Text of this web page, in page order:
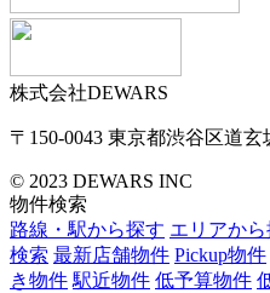
株式会社DEWARS
〒150-0043 東京都渋谷区道玄
© 2023 DEWARS INC
物件検索
路線・駅から探す エリアから
検索 最新店舗物件 Pickup物件
き物件 駅近物件 低予算物件